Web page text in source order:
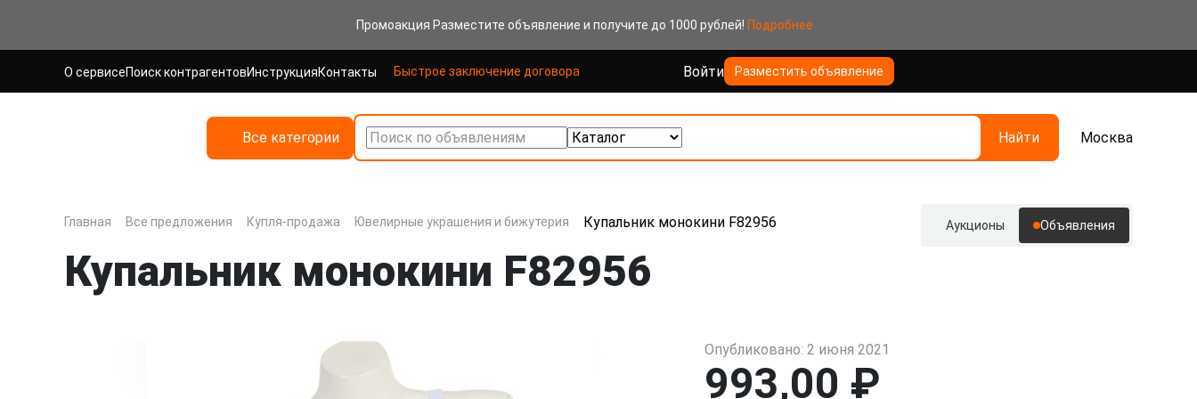
Промоакция Разместите объявление и получите до 1000 рублей! Подробнее
О сервисеПоиск контрагентовИнструкцияКонтакты Быстрое заключение договора Войти Разместить объявление
Все категории Поиск по объявлениям Найти Москва
Главная Все предложения Купля-продажа Ювелирные украшения и бижутерия Купальник монокини F82956 Аукционы Объявления
Купальник монокини F82956
Опубликовано: 2 июня 2021
993,00 ₽